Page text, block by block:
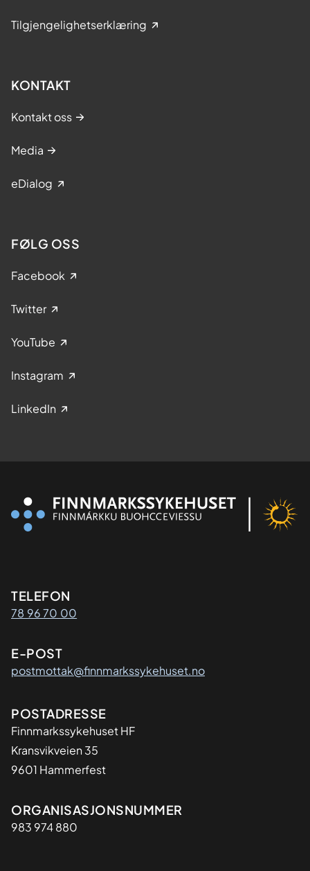
Tilgjengelighetserklæring
KONTAKT
Kontakt oss
Media
eDialog
FØLG OSS
Facebook
Twitter
YouTube
Instagram
LinkedIn
Kontaktinformasjon
TELEFON
78 96 70 00
E-POST
postmottak@finnmarkssykehuset.no
Adresse
POSTADRESSE
Finnmarkssykehuset HF
Kransvikveien 35
9601 Hammerfest
Organisasjon
ORGANISASJONSNUMMER
983 974 880